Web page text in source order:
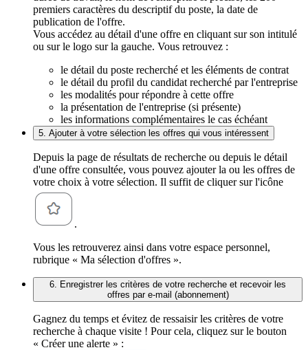
premiers caractères du descriptif du poste, la date de
publication de l'offre.
Vous accédez au détail d'une offre en cliquant sur son intitulé
ou sur le logo sur la gauche. Vous retrouvez :
le détail du poste recherché et les éléments de contrat
le détail du profil du candidat recherché par l'entreprise
les modalités pour répondre à cette offre
la présentation de l'entreprise (si présente)
les informations complémentaires le cas échéant
5. Ajouter à votre sélection les offres qui vous intéressent
Depuis la page de résultats de recherche ou depuis le détail
d'une offre consultée, vous pouvez ajouter la ou les offres de
votre choix à votre sélection. Il suffit de cliquer sur l'icône
.
Vous les retrouverez ainsi dans votre espace personnel,
rubrique « Ma sélection d'offres ».
6. Enregistrer les critères de votre recherche et recevoir les
offres par e-mail (abonnement)
Gagnez du temps et évitez de ressaisir les critères de votre
recherche à chaque visite ! Pour cela, cliquez sur le bouton
« Créer une alerte » :